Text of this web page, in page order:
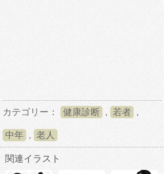
カテゴリー： 健康診断 , 若者 ,
中年 , 老人
関連イラスト